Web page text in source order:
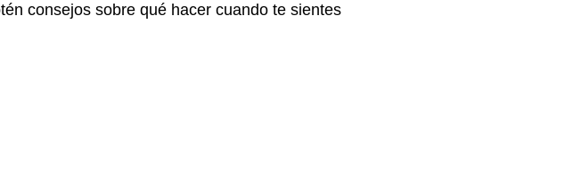
consejos sobre qué hacer cuando te sientes